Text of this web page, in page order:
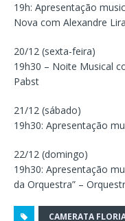
19h: Apresentação
Nova com Alexandre
20/12 (sexta-feira)
19h30 – Noite Musical
Pabst
21/12 (sábado)
19h30: Apresentação
22/12 (domingo)
19h30: Apresentação
da Orquestra” –
CAMERATA